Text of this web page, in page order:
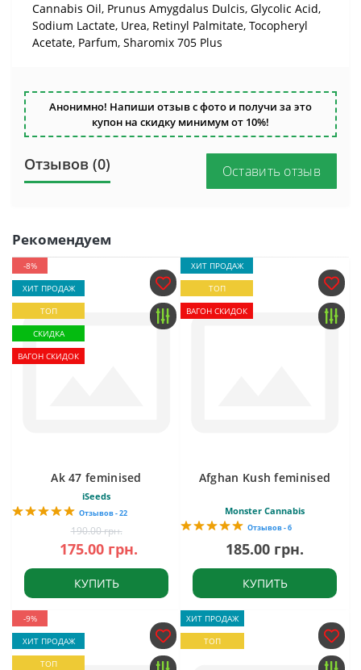
Cannabis Oil, Prunus Amygdalus Dulcis, Glycolic Acid,
Sodium Lactate, Urea, Retinyl Palmitate, Tocopheryl
Acetate, Parfum, Sharomix 705 Plus
Анонимно! Напиши отзыв с фото и получи за это
купон на скидку минимум от 10%!
Отзывов (0) Оставить отзыв
Рекомендуем
-8%
ХИТ ПРОДАЖ
ТОП
СКИДКА
ВАГОН СКИДОК
Ak 47 feminised
iSeeds
Отзывов - 22
190.00 грн.
175.00 грн.
КУПИТЬ
ХИТ ПРОДАЖ
ТОП
ВАГОН СКИДОК
Afghan Kush feminised
Monster Cannabis
Отзывов - 6
185.00 грн.
КУПИТЬ
-9%
ХИТ ПРОДАЖ
ТОП
ХИТ ПРОДАЖ
ТОП